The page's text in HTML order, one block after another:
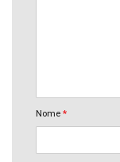
Nome *